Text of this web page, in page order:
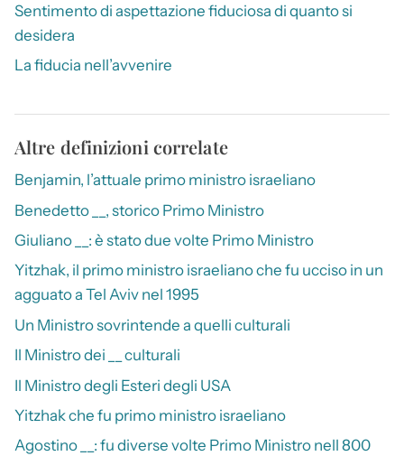
Sentimento di aspettazione fiduciosa di quanto si
desidera
La fiducia nell’avvenire
Altre definizioni correlate
Benjamin, l’attuale primo ministro israeliano
Benedetto __, storico Primo Ministro
Giuliano __: è stato due volte Primo Ministro
Yitzhak, il primo ministro israeliano che fu ucciso in un
agguato a Tel Aviv nel 1995
Un Ministro sovrintende a quelli culturali
Il Ministro dei __ culturali
Il Ministro degli Esteri degli USA
Yitzhak che fu primo ministro israeliano
Agostino __: fu diverse volte Primo Ministro nell 800